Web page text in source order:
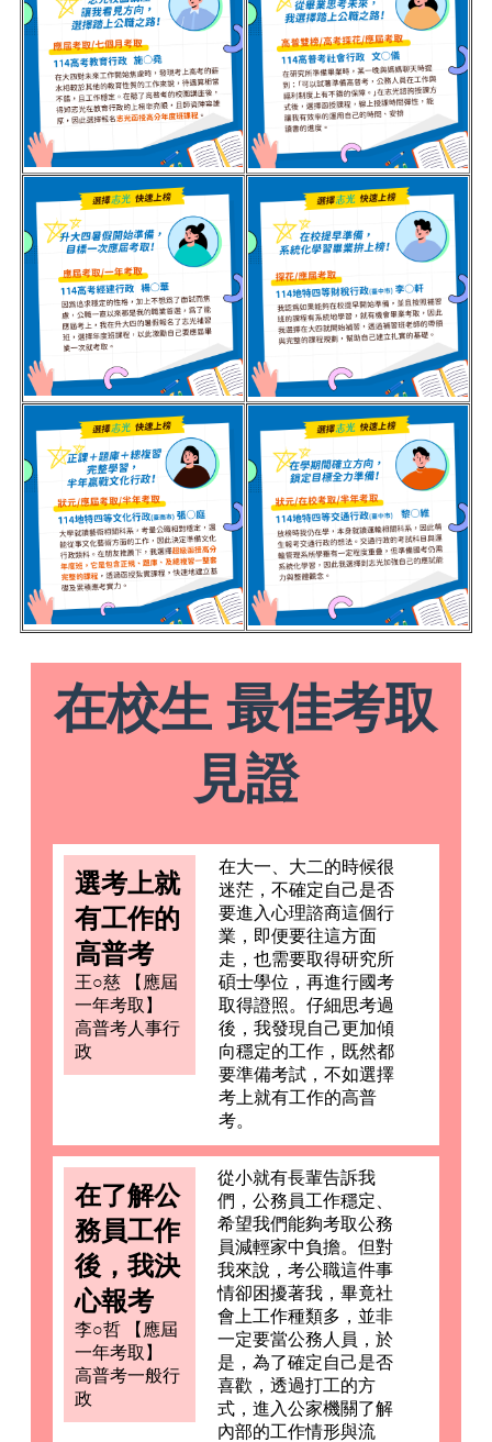
在校生 最佳考取
見證
選考上就
有工作的
高普考
王○慈 【應屆
一年考取】
高普考人事行
政
在大一、大二的時候很
迷茫，不確定自己是否
要進入心理諮商這個行
業，即便要往這方面
走，也需要取得研究所
碩士學位，再進行國考
取得證照。仔細思考過
後，我發現自己更加傾
向穩定的工作，既然都
要準備考試，不如選擇
考上就有工作的高普
考。
在了解公
務員工作
後，我決
心報考
李○哲 【應屆
一年考取】
高普考一般行
政
從小就有長輩告訴我
們，公務員工作穩定、
希望我們能夠考取公務
員減輕家中負擔。但對
我來說，考公職這件事
情卻困擾著我，畢竟社
會上工作種類多，並非
一定要當公務人員，於
是，為了確定自己是否
喜歡，透過打工的方
式，進入公家機關了解
內部的工作情形與流